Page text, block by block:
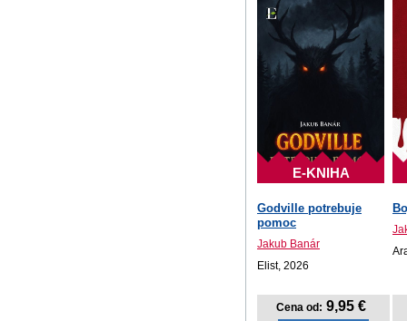
E-KNIHA
Godville potrebuje
pomoc
Jakub Banár
Elist, 2026
Cena od: 9,95 €